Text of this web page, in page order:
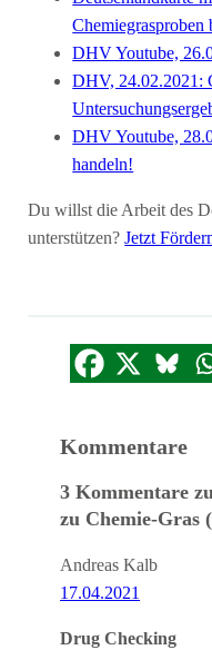
DHV Youtube,
DHV, 24.02.2021:
DHV Youtube,
handeln!
Du willst die Arbeit des
unterstützen?Jetzt
Kommentare
3 Kommentare
zu Chemie-Gras
Andreas Kalb
17.04.2021
Drug Checking